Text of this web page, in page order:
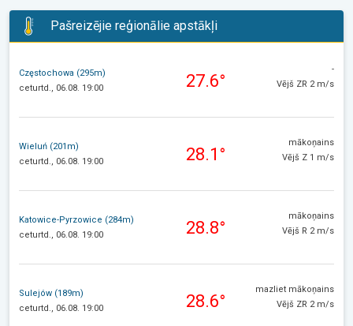
Pašreizējie reģionālie apstākļi
Częstochowa (295m)
ceturtd., 06.08. 19:00
27.6°
-
Vējš ZR 2 m/s
Wieluń (201m)
ceturtd., 06.08. 19:00
28.1°
mākoņains
Vējš Z 1 m/s
Katowice-Pyrzowice (284m)
ceturtd., 06.08. 19:00
28.8°
mākoņains
Vējš R 2 m/s
Sulejów (189m)
ceturtd., 06.08. 19:00
28.6°
mazliet mākoņains
Vējš ZR 2 m/s